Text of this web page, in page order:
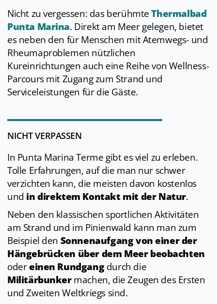
Nicht zu vergessen: das berühmteThermalbad
Punta Marina. Direkt am Meer gelegen, bietet
es neben den für Menschen mit Atemwegs- und
Rheumaproblemen nützlichen
Kureinrichtungen auch eine Reihe von Wellness-
Parcours mit Zugang zum Strand und
Serviceleistungen für die Gäste.
NICHT VERPASSEN
In Punta Marina Terme gibt es viel zu erleben.
Tolle Erfahrungen, auf die man nur schwer
verzichten kann, die meisten davon kostenlos
und indirektem Kontakt mit der Natur.
Neben den klassischen sportlichen Aktivitäten
am Strand und im Pinienwald kann man zum
Beispiel den Sonnenaufgang von einer der
Hängebrücken über dem Meer beobachten
odereinen Rundgangdurch die
Militärbunkermachen, die Zeugen des Ersten
und Zweiten Weltkriegs sind.